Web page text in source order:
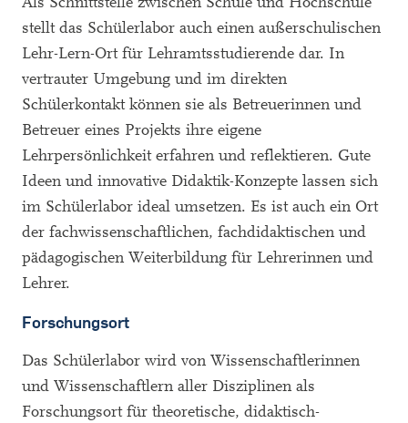
stellt das Schülerlabor auch einen außerschulischen
Lehr-Lern-Ort für Lehramtsstudierende dar. In
vertrauter Umgebung und im direkten
Schülerkontakt können sie als Betreuerinnen und
Betreuer eines Projekts ihre eigene
Lehrpersönlichkeit erfahren und reflektieren. Gute
Ideen und innovative Didaktik-Konzepte lassen sich
im Schülerlabor ideal umsetzen. Es ist auch ein Ort
der fachwissenschaftlichen, fachdidaktischen und
pädagogischen Weiterbildung für Lehrerinnen und
Lehrer.
Forschungsort
Das Schülerlabor wird von Wissenschaftlerinnen
und Wissenschaftlern aller Disziplinen als
Forschungsort für theoretische, didaktisch-